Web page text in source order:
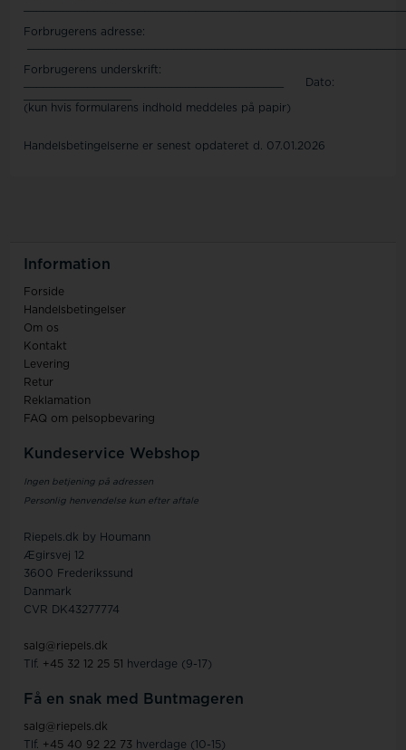
Forbrugerens adresse:
Forbrugerens underskrift:
_________________________________________ Dato:
(kun hvis formularens indhold meddeles på papir)
Handelsbetingelserne er senest opdateret d. 07.01.2026
Information
Forside
Handelsbetingelser
Om os
Kontakt
Levering
Retur
Reklamation
FAQ om pelsopbevaring
Kundeservice Webshop
Ingen betjening på adressen
Personlig henvendelse kun efter aftale
Riepels.dk by Houmann
Ægirsvej 12
3600 Frederikssund
Danmark
CVR DK43277774
salg@riepels.dk
Tlf. +45 32 12 25 51 hverdage (9-17)
Få en snak med Buntmageren
salg@riepels.dk
Tlf. +45 40 92 22 73 hverdage (10-15)